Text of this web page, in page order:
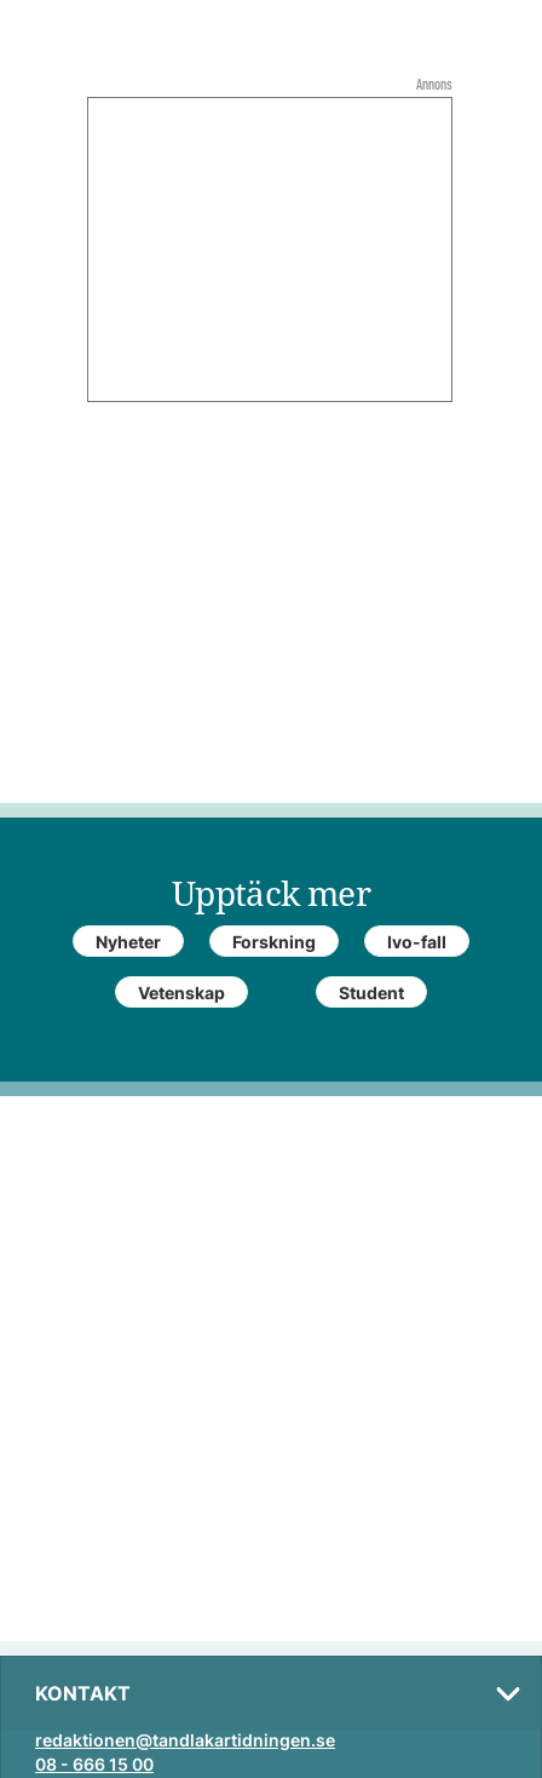
Upptäck mer
Nyheter Forskning Ivo-fall
Vetenskap Student
Annons
KONTAKT
redaktionen@tandlakartidningen.se
08 - 666 15 00